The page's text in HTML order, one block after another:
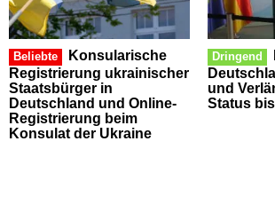
Beliebte
Konsularische
Registrierung ukrainischer
Staatsbürger in
Deutschland und Online-
Registrierung beim
Konsulat der Ukraine
Dringend
und
Status